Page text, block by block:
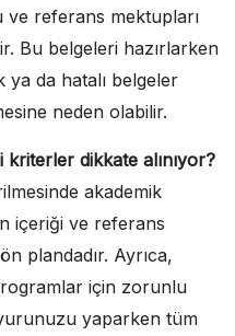
referans mektupları
Bu belgeleri hazırlarken
da hatalı belgeler
neden olabilir.
dikkate alınıyor?
akademik
içeriği ve referans
plandadır. Ayrıca,
için zorunlu
yaparken tüm